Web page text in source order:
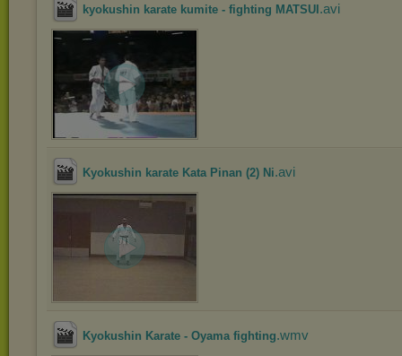
kyokushin karate kumite - fighting MATSUI .avi
Kyokushin karate Kata Pinan (2) Ni.avi
Kyokushin Karate - Oyama fighting.wmv